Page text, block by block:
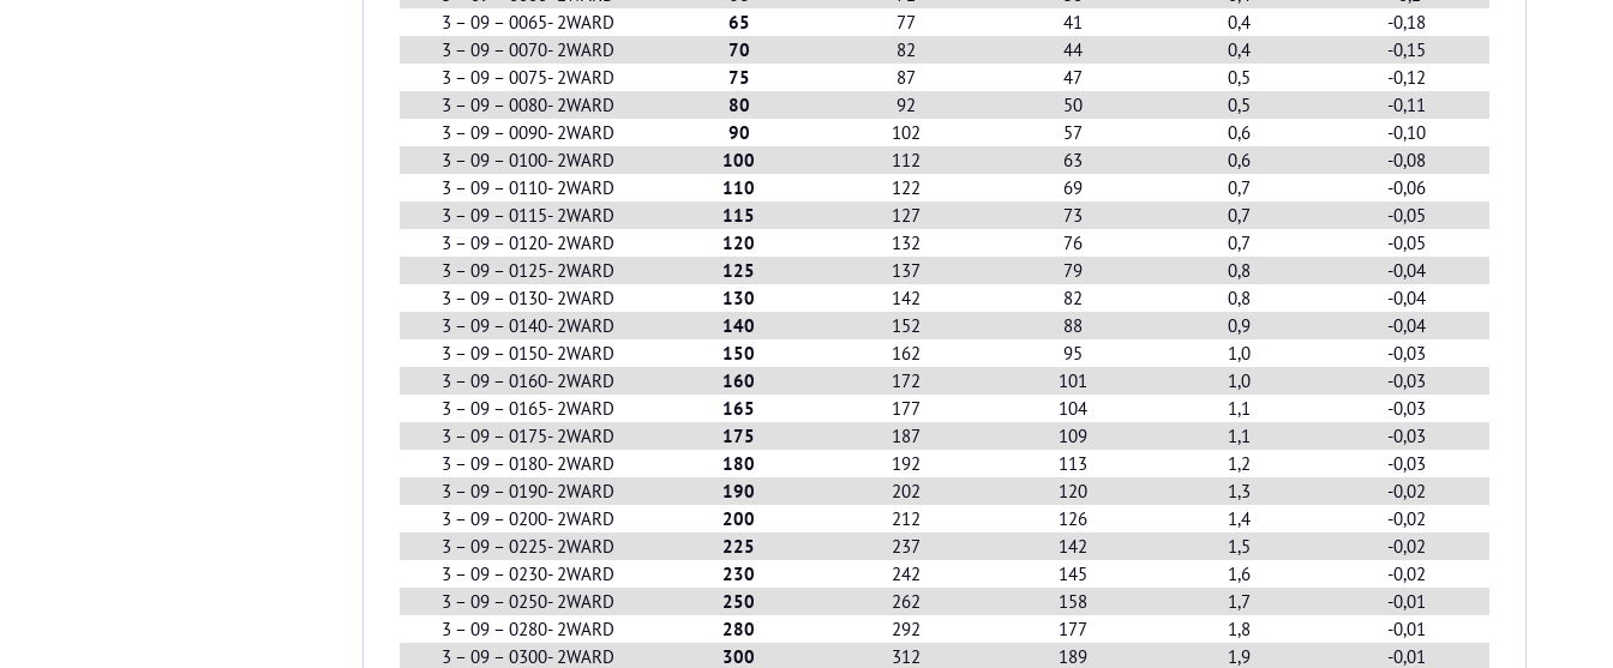
3 – 09 – 0065- 2WARD
65 77 41 0,4
-0,18
3 – 09 – 0070- 2WARD
70 82 44 0,4
-0,15
3 – 09 – 0075- 2WARD
75 87 47 0,5
-0,12
3 – 09 – 0080- 2WARD
80 92 50 0,5
-0,11
3 – 09 – 0090- 2WARD
90 102 57 0,6
-0,10
3 – 09 – 0100- 2WARD
100 112 63 0,6
-0,08
3 – 09 – 0110- 2WARD
110 122 69 0,7
-0,06
3 – 09 – 0115- 2WARD
115 127 73 0,7
-0,05
3 – 09 – 0120- 2WARD
120 132 76 0,7
-0,05
3 – 09 – 0125- 2WARD
125 137 79 0,8
-0,04
3 – 09 – 0130- 2WARD
130 142 82 0,8
-0,04
3 – 09 – 0140- 2WARD
140 152 88 0,9
-0,04
3 – 09 – 0150- 2WARD
150 162 95 1,0
-0,03
3 – 09 – 0160- 2WARD
160 172 101 1,0
-0,03
3 – 09 – 0165- 2WARD
165 177 104 1,1
-0,03
3 – 09 – 0175- 2WARD
175 187 109 1,1
-0,03
3 – 09 – 0180- 2WARD
180 192 113 1,2
-0,03
3 – 09 – 0190- 2WARD
190 202 120 1,3
-0,02
3 – 09 – 0200- 2WARD
200 212 126 1,4
-0,02
3 – 09 – 0225- 2WARD
225 237 142 1,5
-0,02
3 – 09 – 0230- 2WARD
230 242 145 1,6
-0,02
3 – 09 – 0250- 2WARD
250 262 158 1,7
-0,01
3 – 09 – 0280- 2WARD
280 292 177 1,8
-0,01
3 – 09 – 0300- 2WARD
300 312 189 1,9 -0,01